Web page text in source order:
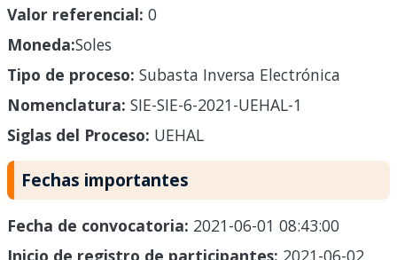
Valor referencial: 0
Moneda:Soles
Tipo de proceso: Subasta Inversa Electrónica
Nomenclatura: SIE-SIE-6-2021-UEHAL-1
Siglas del Proceso: UEHAL
Fechas importantes
Fecha de convocatoria: 2021-06-01 08:43:00
Inicio de registro de participantes: 2021-06-02